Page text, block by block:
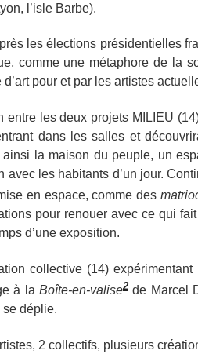
l’isle Barbe).
les élections présidentielles
comme une métaphore de la
pour et par les artistes
entre les deux projets MILIEU
dans les salles et
la maison du peuple, un
avec les habitants d’un jour.
en espace, comme des
pour renouer avec ce qui
d’une exposition.
collective (14)
à la Boîte-en-valise2de Marcel
déplie.
2 collectifs, plusieurs